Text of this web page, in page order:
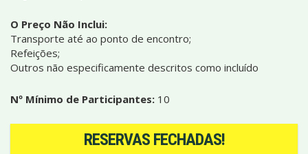
O Preço Não Inclui:
Transporte até ao ponto de encontro;
Refeições;
Outros não especificamente descritos como incluído
Nº Mínimo de Participantes: 10
RESERVAS FECHADAS!